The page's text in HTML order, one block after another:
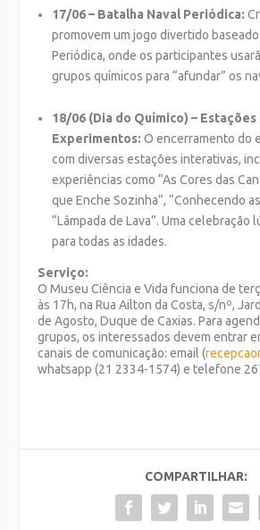
17/06 – Batalha Naval Periódica:
promovem um jogo divertido
Periódica, onde os participantes
grupos químicos para “afundar” os
18/06 (Dia do Químico) – Estações
Experimentos: O encerramento do
com diversas estações interativas,
experiências como “As Cores das
que Enche Sozinha”, “Conhecendo
“Lâmpada de Lava”. Uma celebração
para todas as idades.
Serviço:
O Museu Ciência e Vida funciona de
às 17h, na Rua Ailton da Costa, s/nº,
de Agosto, Duque de Caxias. Para
grupos, os interessados devem entrar
canais de comunicação: email (
whatsapp (21 2334-1574) e telefone
COMPARTILHAR: